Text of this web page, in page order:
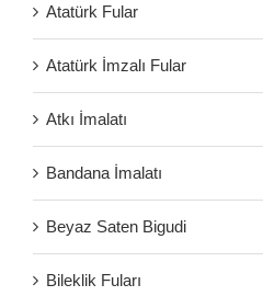
Atatürk Fular
Atatürk İmzalı Fular
Atkı İmalatı
Bandana İmalatı
Beyaz Saten Bigudi
Bileklik Fuları